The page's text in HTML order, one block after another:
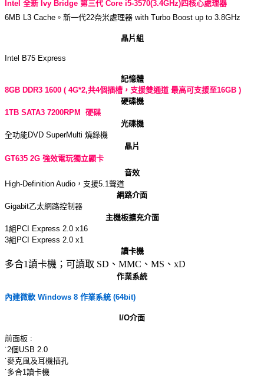
Intel 全新 Ivy Bridge 第三代 Core i5-3570(3.4GHz)四核心處理器
6MB L3 Cache。新一代22奈米處理器 with Turbo Boost up to 3.8GHz
晶片組
Intel B75 Express
記憶體
8GB DDR3 1600 ( 4G*2,共4個插槽，支援雙通道 最高可支援至16GB )
硬碟機
1TB SATA3 7200RPM 硬碟
光碟機
全功能DVD SuperMulti 燒錄機
晶片
GT635 2G 強效電玩獨立顯卡
音效
High-Definition Audio，支援5.1聲道
網路介面
Gigabit乙太網路控制器
主機板擴充介面
1組PCI Express 2.0 x16
3組PCI Express 2.0 x1
讀卡機
多合1讀卡機；可讀取 SD、MMC、MS、xD
作業系統
內建微軟 Windows 8 作業系統 (64bit)
I/O介面
前面板 :
˙2個USB 2.0
˙麥克風及耳機插孔
˙多合1讀卡機